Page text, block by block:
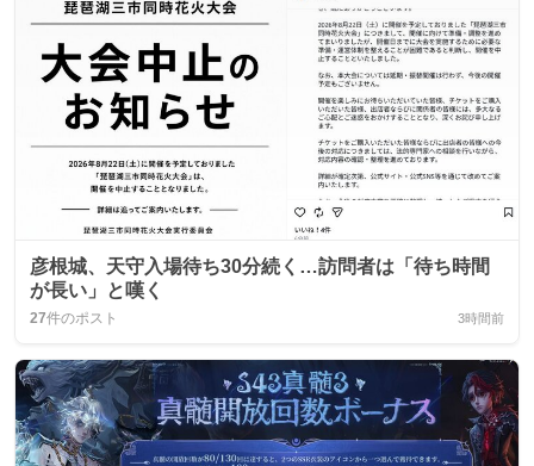
彦根城、天守入場待ち30分続く…訪問者は「待ち時間
が長い」と嘆く
27件のポスト 3時間前